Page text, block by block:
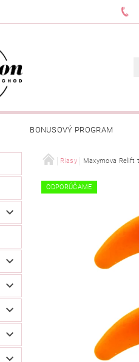
BONUSOVÝ PROGRAM
Riasy Maxymova Relift
ODPORÚČAME